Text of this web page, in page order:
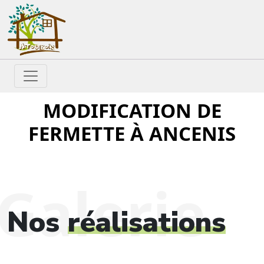
MODIFICATION DE
FERMETTE À ANCENIS
Nos réalisations